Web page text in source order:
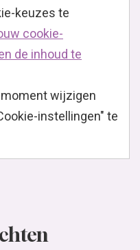
keuzes te
cookie-
de inhoud te
wijzigen
instellingen" te